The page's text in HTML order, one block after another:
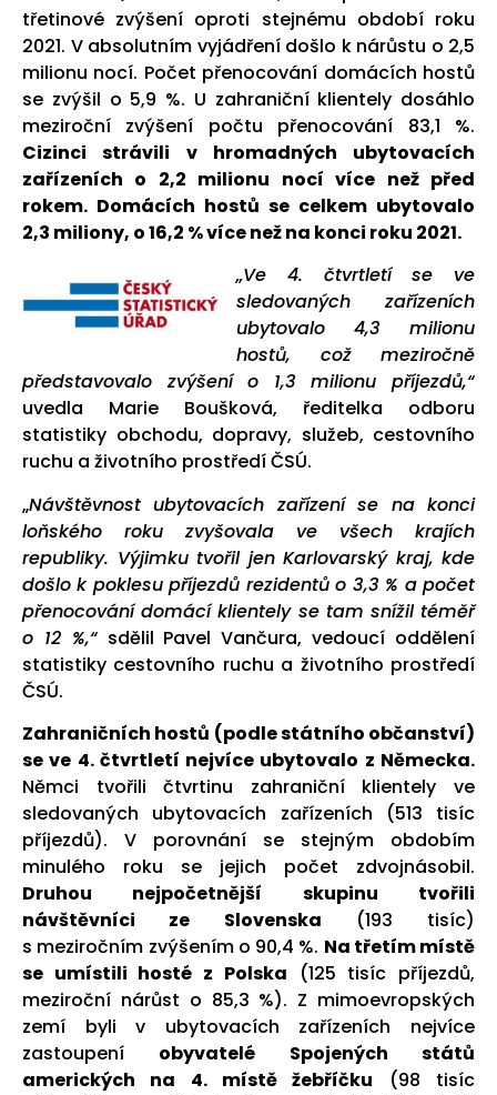
třetinové zvýšení oproti stejnému období roku
2021. V absolutním vyjádření došlo k nárůstu o 2,5
milionu nocí. Počet přenocování domácích hostů
se zvýšil o 5,9 %. U zahraniční klientely dosáhlo
meziroční zvýšení počtu přenocování 83,1 %.
Cizinci strávili v hromadných ubytovacích
zařízeních o 2,2 milionu nocí více než před
rokem. Domácích hostů se celkem ubytovalo
2,3 miliony, o 16,2 % více než na konci roku 2021.
„Ve 4. čtvrtletí se ve
sledovaných zařízeních
ubytovalo 4,3 milionu
hostů, což meziročně
představovalo zvýšení o 1,3 milionu příjezdů,“
uvedla Marie Boušková, ředitelka odboru
statistiky obchodu, dopravy, služeb, cestovního
ruchu a životního prostředí ČSÚ.
„Návštěvnost ubytovacích zařízení se na konci
loňského roku zvyšovala ve všech krajích
republiky. Výjimku tvořil jen Karlovarský kraj, kde
došlo k poklesu příjezdů rezidentů o 3,3 % a počet
přenocování domácí klientely se tam snížil téměř
o 12 %,“sdělil Pavel Vančura, vedoucí oddělení
statistiky cestovního ruchu a životního prostředí
ČSÚ.
Zahraničních hostů (podle státního občanství)
se ve 4. čtvrtletí nejvíce ubytovalo z Německa.
Němci tvořili čtvrtinu zahraniční klientely ve
sledovaných ubytovacích zařízeních (513 tisíc
příjezdů). V porovnání se stejným obdobím
minulého roku se jejich počet zdvojnásobil.
Druhou nejpočetnější skupinu tvořili
návštěvníci ze Slovenska (193 tisíc)
s meziročním zvýšením o 90,4 %. Na třetím místě
se umístili hosté z Polska (125 tisíc příjezdů,
meziroční nárůst o 85,3 %). Z mimoevropských
zemí byli v ubytovacích zařízeních nejvíce
zastoupení obyvatelé Spojených států
amerických na 4. místě žebříčku (98 tisíc